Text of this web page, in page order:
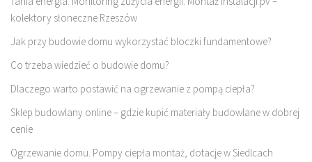
kolektory słoneczne Rzeszów
Jak przy budowie domu wykorzystać bloczki fundamentowe?
Co trzeba wiedzieć o budowie domu?
Dlaczego warto postawić na ogrzewanie z pompą ciepła?
Sklep budowlany online – gdzie kupić materiały budowlane w dobrej
cenie
Ogrzewanie domu. Pompy ciepła montaż, dotacje w Siedlcach